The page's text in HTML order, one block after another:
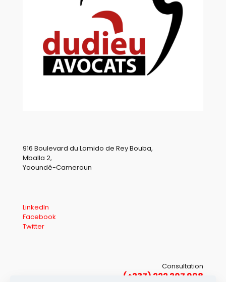
916 Boulevard du Lamido de Rey Bouba,
Mballa 2,
Yaoundé-Cameroun
LinkedIn
Facebook
Twitter
Consultation
(+237) 222 207 998